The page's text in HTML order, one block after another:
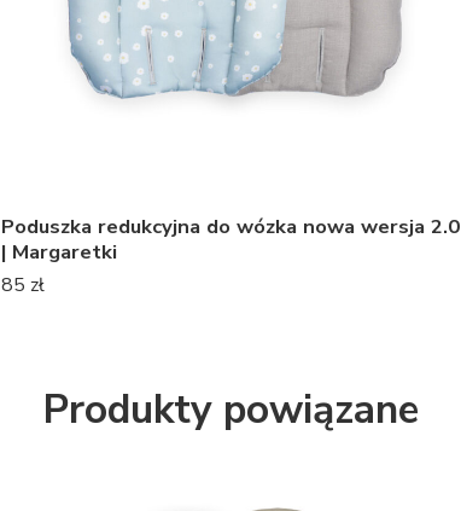
Poduszka redukcyjna do wózka nowa wersja 2.0
| Margaretki
85 zł
Produkty powiązane